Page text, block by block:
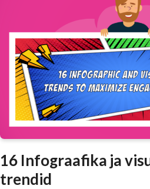
16 Infograafika ja
trendid